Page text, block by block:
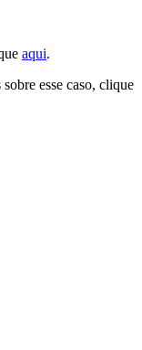
aqui.
esse caso, clique